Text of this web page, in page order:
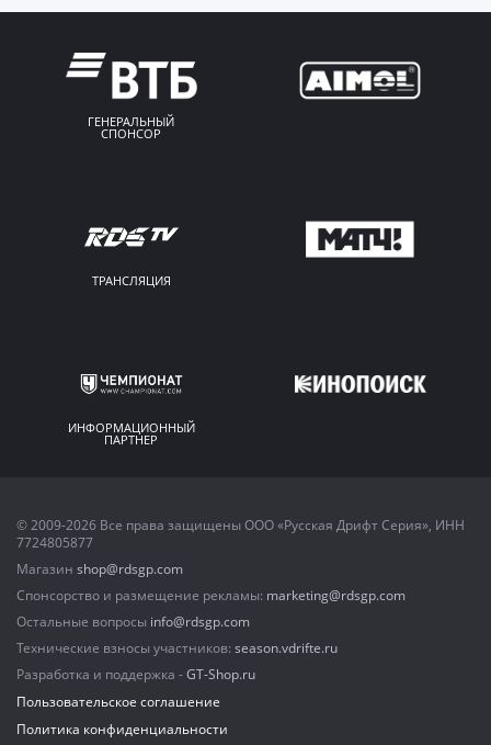
ГЕНЕРАЛЬНЫЙ
СПОНСОР
ТРАНСЛЯЦИЯ
ИНФОРМАЦИОННЫЙ
ПАРТНЕР
© 2009-2026 Все права защищены ООО «Русская Дрифт Серия», ИНН
7724805877
Магазин shop@rdsgp.com
Спонсорство и размещение рекламы: marketing@rdsgp.com
Остальные вопросы info@rdsgp.com
Технические взносы участников: season.vdrifte.ru
Разработка и поддержка -GT-Shop.ru
Пользовательское соглашение
Политика конфиденциальности